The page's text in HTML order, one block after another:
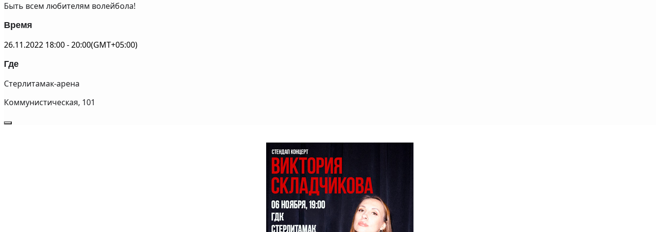
Быть всем любителям волейбола!
Время
26.11.2022 18:00-20:00(GMT+05:00)
Где
Стерлитамак-арена
Коммунистическая, 101